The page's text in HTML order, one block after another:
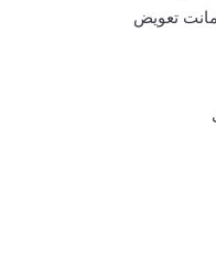
تعویض